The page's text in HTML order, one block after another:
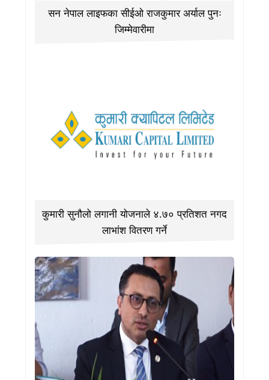
सन नेपाल लाइफका सीईओ राजकुमार अर्याल पुनः
जिम्मेवारीमा
कुमारी सुनौलो लगानी योजनाले ४.७० प्रतिशत नगद
लाभांश वितरण गर्ने